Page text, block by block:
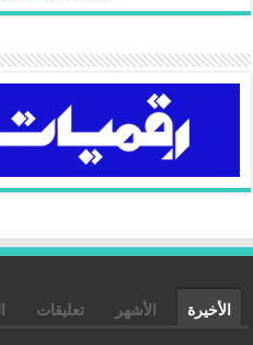
الأخيرة الأشهر تعليقات